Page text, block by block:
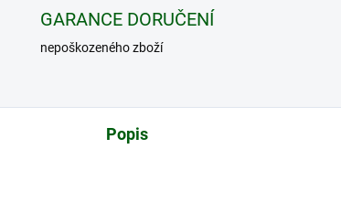
GARANCE DORUČENÍ
nepoškozeného zboží
Popis